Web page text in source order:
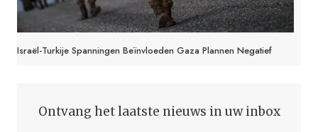
Israël-Turkije Spanningen Beïnvloeden Gaza Plannen Negatief
Ontvang het laatste nieuws in uw inbox